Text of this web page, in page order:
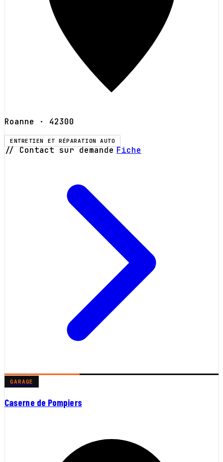
Roanne · 42300
ENTRETIEN ET RÉPARATION AUTO
// Contact sur demande Fiche
GARAGE
Caserne de Pompiers